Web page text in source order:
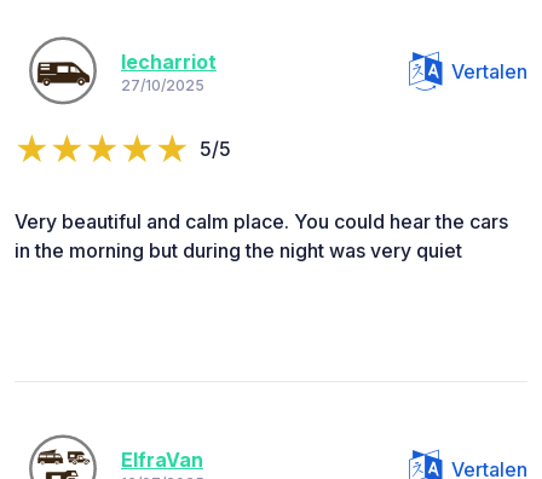
lecharriot
27/10/2025
Vertalen
5/5
Very beautiful and calm place. You could hear the cars
in the morning but during the night was very quiet
ElfraVan Vertalen